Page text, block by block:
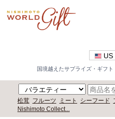
US
国境越えたサプライズ・ギフ
松茸 フルーツ ミート シーフード
Nishimoto Collect...